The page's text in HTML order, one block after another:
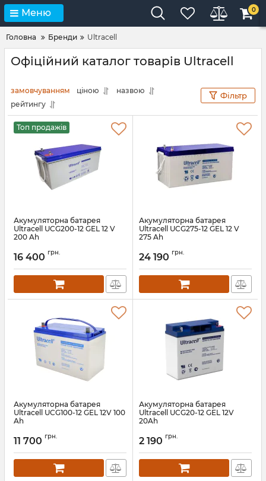
Меню 0
Головна Бренди Ultracell
Офіційний каталог товарів Ultracell
замовчуванням ціною
назвою
рейтингу
Фільтр
Топ продажів
Акумуляторна батарея
Ultracell UCG200-12 GEL 12 V
200 Ah
16 400 грн.
Акумуляторна батарея
Ultracell UCG275-12 GEL 12 V
275 Ah
24 190 грн.
Акумуляторна батарея
Ultracell UCG100-12 GEL 12V 100
Ah
11 700 грн.
Акумуляторна батарея
Ultracell UCG20-12 GEL 12V
20Ah
2 190 грн.